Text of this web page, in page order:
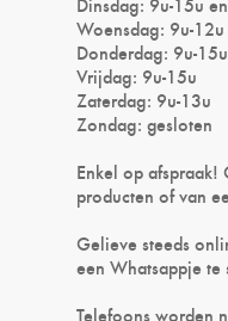
Woensdag: 9u-
Donderdag: 9u-
Vrijdag: 9u-15u
Zaterdag: 9u-13u
Zondag: gesloten
Enkel op
producten of van
Gelieve steeds
een Whatsappje te
Telefoons worden